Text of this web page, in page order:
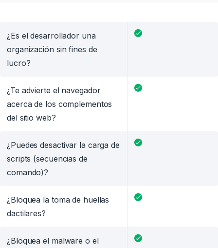
¿Es el desarrollador una
organización sin fines de
lucro?
¿Te advierte el navegador
acerca de los complementos
del sitio web?
¿Puedes desactivar la carga de
scripts (secuencias de
comando)?
¿Bloquea la toma de huellas
dactilares?
¿Bloquea el malware o el